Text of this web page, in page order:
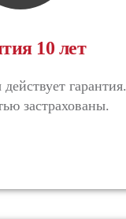
10 лет
гарантия.
застрахованы.